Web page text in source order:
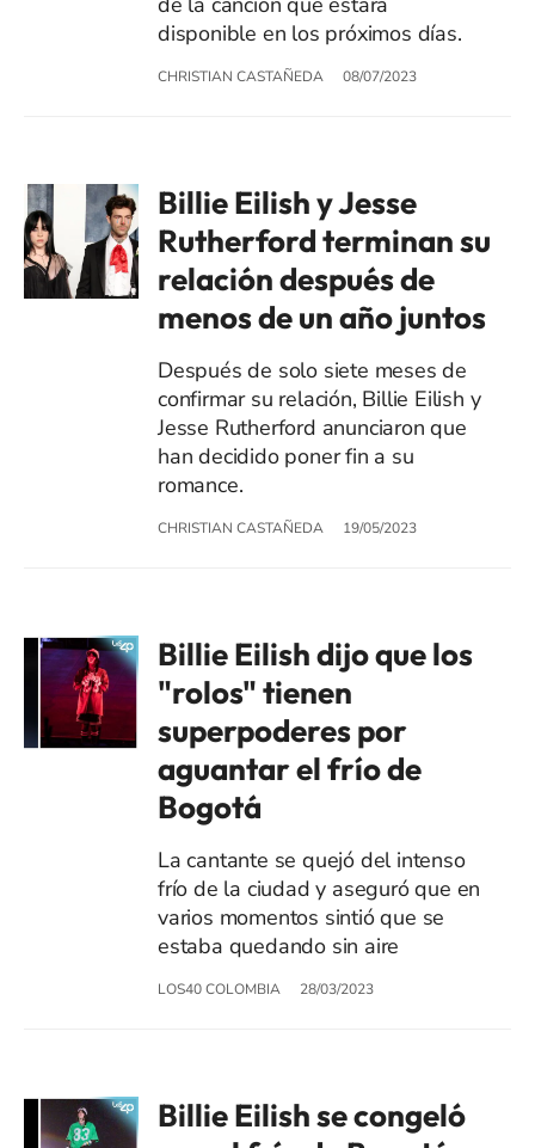
disponible en los próximos días.
CHRISTIAN CASTAÑEDA 08/07/2023
Billie Eilish y Jesse
Rutherford terminan su
relación después de
menos de un año juntos
Después de solo siete meses de
confirmar su relación, Billie Eilish y
Jesse Rutherford anunciaron que
han decidido poner fin a su
romance.
CHRISTIAN CASTAÑEDA 19/05/2023
Billie Eilish dijo que los
"rolos" tienen
superpoderes por
aguantar el frío de
Bogotá
La cantante se quejó del intenso
frío de la ciudad y aseguró que en
varios momentos sintió que se
estaba quedando sin aire
LOS40 COLOMBIA 28/03/2023
Billie Eilish se congeló